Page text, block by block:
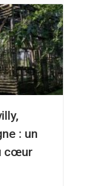
: un
cœur